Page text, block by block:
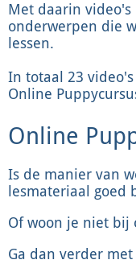
Met daarin
onderwerpen die
lessen.
In totaal 23
Online
Online
Is de manier van
lesmateriaal goed
Of woon je niet bij
Ga dan verder